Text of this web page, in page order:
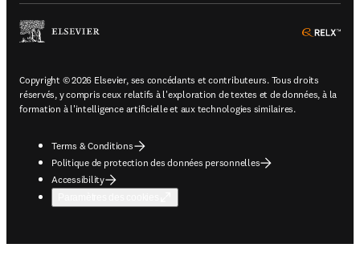
Copyright © 2026 Elsevier, ses concédants et contributeurs. Tous droits
réservés, y compris ceux relatifs à l'exploration de textes et de données, à la
formation à l'intelligence artificielle et aux technologies similaires.
Terms & Conditions
Politique de protection des données personnelles
Accessibility